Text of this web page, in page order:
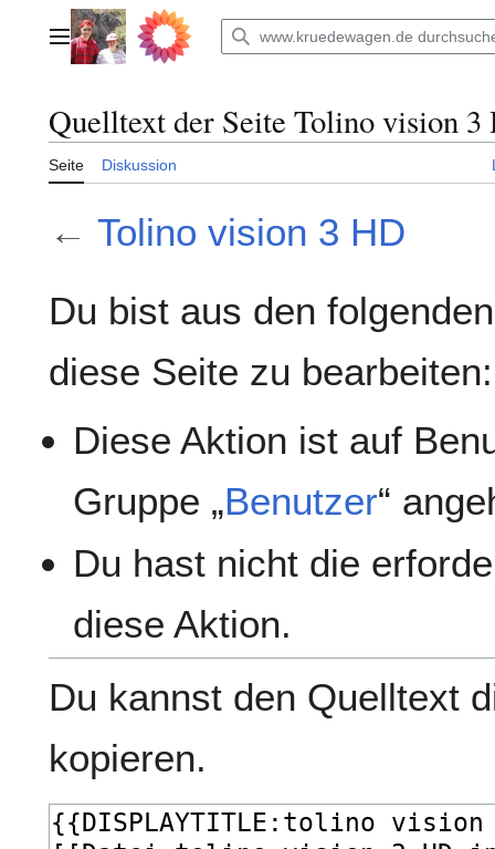
springenHauptmenü
Quelltext der Seite Tolino vision 3
Seite Diskussion
← Tolino vision 3 HD
Du bist aus den
diese Seite zu bearbeiten:
Diese Aktion ist auf
Gruppe „Benutzer“
Du hast nicht die
diese Aktion.
Du kannst den Quelltext
kopieren.